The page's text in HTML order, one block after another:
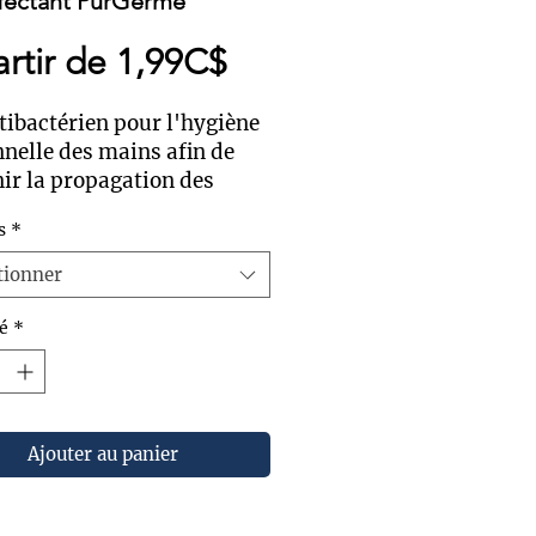
de 1,99C$Prix
promotionnel
pour l'hygiène
des mains afin de
la propagation des
et microbes nocifs.
au Québec.
disponible : 60ml, 250
ml, 700 ml.
*
*
Ajouter au panier